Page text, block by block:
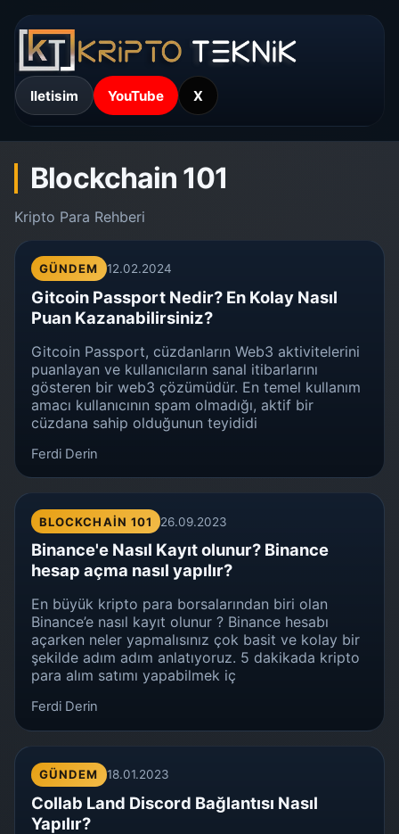
Iletisim YouTube X
Blockchain 101
Kripto Para Rehberi
GÜNDEM 12.02.2024
Gitcoin Passport Nedir? En Kolay Nasıl
Puan Kazanabilirsiniz?
Gitcoin Passport, cüzdanların Web3 aktivitelerini
puanlayan ve kullanıcıların sanal itibarlarını
gösteren bir web3 çözümüdür. En temel kullanım
amacı kullanıcının spam olmadığı, aktif bir
cüzdana sahip olduğunun teyididi
Ferdi Derin
BLOCKCHAIN 101 26.09.2023
Binance'e Nasıl Kayıt olunur? Binance
hesap açma nasıl yapılır?
En büyük kripto para borsalarından biri olan
Binance’e nasıl kayıt olunur ? Binance hesabı
açarken neler yapmalısınız çok basit ve kolay bir
şekilde adım adım anlatıyoruz. 5 dakikada kripto
para alım satımı yapabilmek iç
Ferdi Derin
GÜNDEM 18.01.2023
Collab Land Discord Bağlantısı Nasıl
Yapılır?